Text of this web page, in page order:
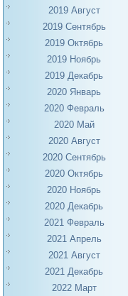
2019 Август
2019 Сентябрь
2019 Октябрь
2019 Ноябрь
2019 Декабрь
2020 Январь
2020 Февраль
2020 Май
2020 Август
2020 Сентябрь
2020 Октябрь
2020 Ноябрь
2020 Декабрь
2021 Февраль
2021 Апрель
2021 Август
2021 Декабрь
2022 Март